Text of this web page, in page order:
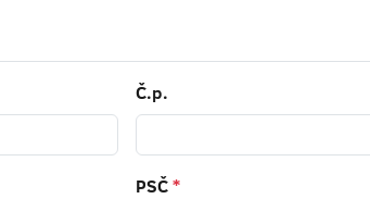
Č.p.
PSČ*